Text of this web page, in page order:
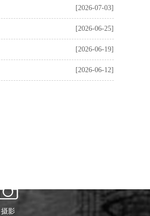
[2026-07-03]
[2026-06-25]
[2026-06-19]
[2026-06-12]
摄影